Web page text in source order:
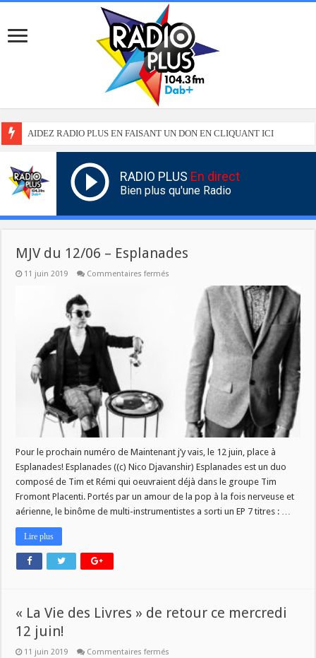
AIDEZ RADIO PLUS EN FAISANT UN DON EN CLIQUANT ICI
RADIO PLUS En direct
Bien plus qu'une Radio
MJV du 12/06 – Esplanades
11 juin 2019 Commentaires fermés
Esplanades
Pour le prochain numéro de Maintenant j’y vais, le 12 juin, place à
Esplanades! Esplanades ((c) Nico Djavanshir) Esplanades est un duo
composé de Tim et Rémi qui oeuvraient déjà dans le groupe Tim
Fromont Placenti. Portés par un amour de la pop à la fois nerveuse et
aérienne, le binôme de multi-instrumentistes a sorti un EP 7 titres : …
Lire plus
« La Vie des Livres » de retour ce mercredi
12 juin!
11 juin 2019 Commentaires fermés